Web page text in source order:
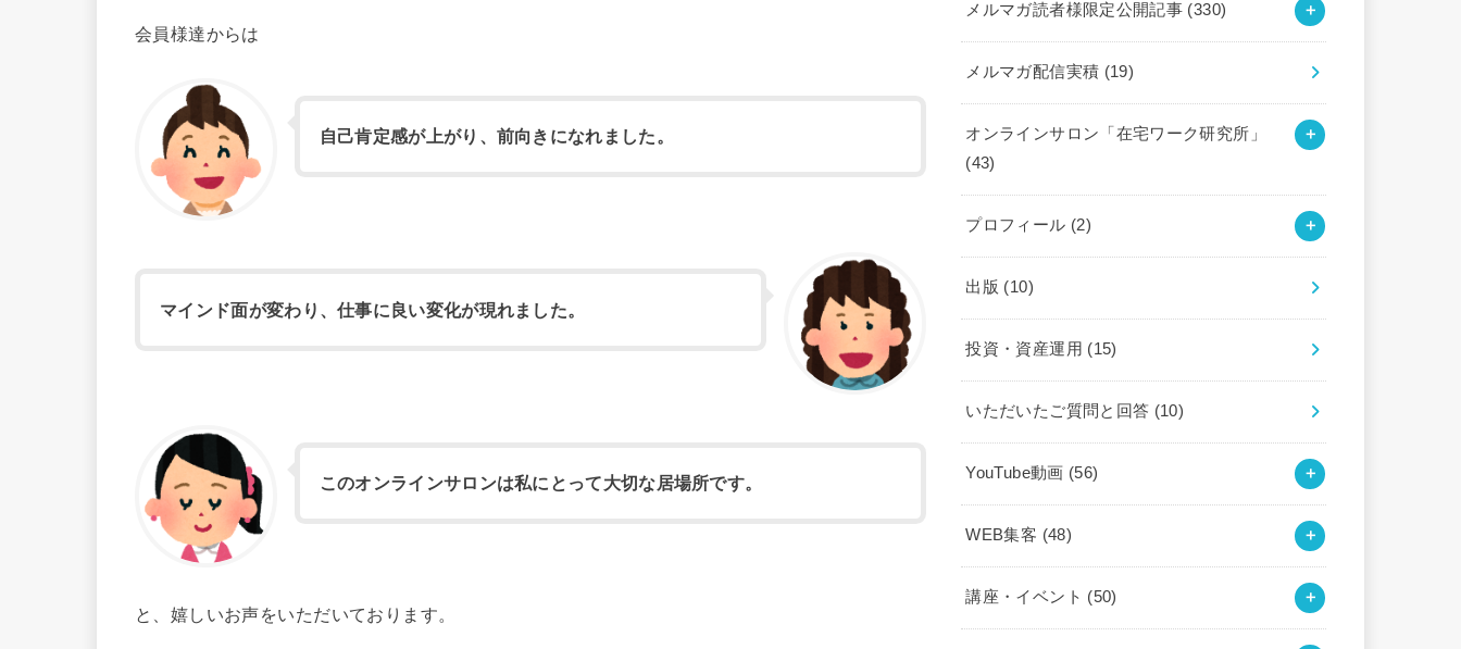
会員様達からは
自己肯定感が上がり、前向きになれました。
マインド面が変わり、仕事に良い変化が現れました。
このオンラインサロンは私にとって大切な居場所です。
と、嬉しいお声をいただいております。
メルマガ読者様限定公開記事 (330)
メルマガ配信実積 (19)
オンラインサロン「在宅ワーク研究所」
(43)
プロフィール (2)
出版 (10)
投資・資産運用 (15)
いただいたご質問と回答 (10)
YouTube動画 (56)
WEB集客 (48)
講座・イベント (50)